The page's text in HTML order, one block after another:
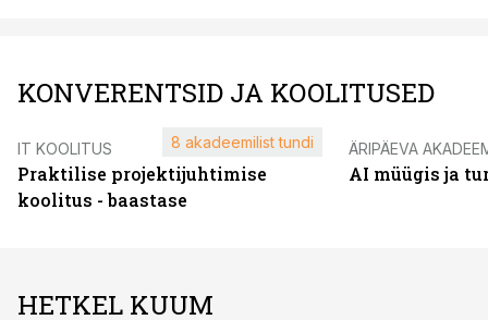
KONVERENTSID JA KOOLITUSED
IT KOOLITUS
Praktilise projektijuhtimise
koolitus - baastase
8 akadeemilist tundi ÄRIPÄEVA
AI müügis ja
HETKEL KUUM